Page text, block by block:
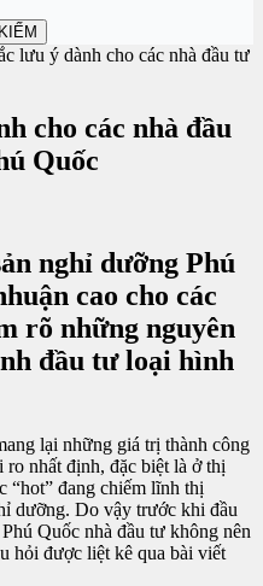
lưu ý dành cho các nhà đầu tư
cho các nhà đầu
Quốc
nghỉ dưỡng Phú
cao cho các
rõ những nguyên
đầu tư loại hình
lại những giá trị thành công
nhất định, đặc biệt là ở thị
“hot” đang chiếm lĩnh thị
dưỡng. Do vậy trước khi đầu
Quốc nhà đầu tư không nên
hỏi được liệt kê qua bài viết